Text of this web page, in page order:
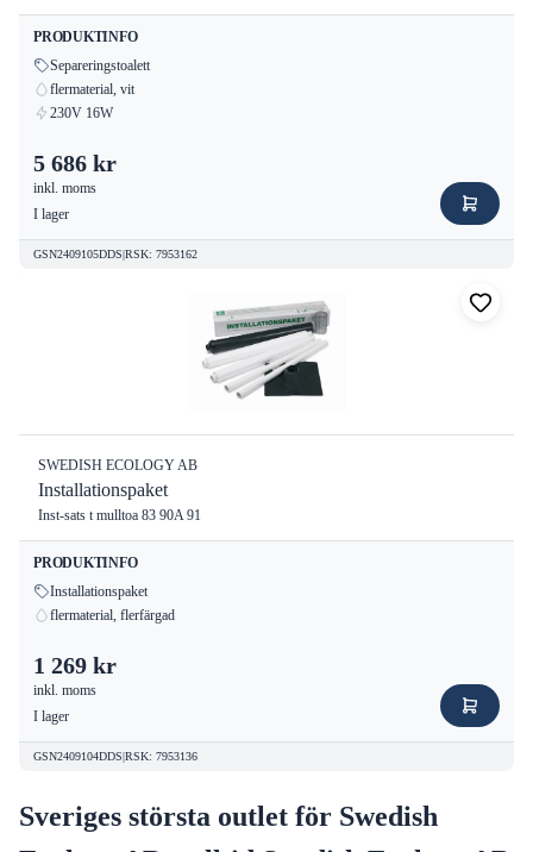
PRODUKTINFO
Separeringstoalett
flermaterial, vit
230V 16W
5 686 kr
inkl. moms
I lager
GSN2409105DDS|RSK: 7953162
SWEDISH ECOLOGY AB
Installationspaket
Inst-sats t mulltoa 83 90A 91
PRODUKTINFO
Installationspaket
flermaterial, flerfärgad
1 269 kr
inkl. moms
I lager
GSN2409104DDS|RSK: 7953136
Sveriges största outlet för Swedish